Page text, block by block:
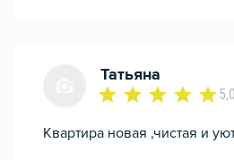
Татьяна
5,0
Квартира новая ,чистая и